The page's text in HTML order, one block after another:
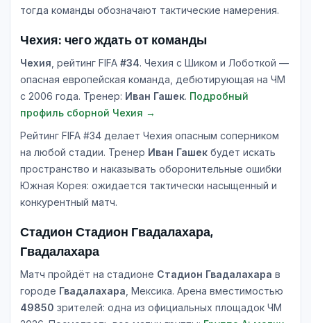
тогда команды обозначают тактические намерения.
Чехия: чего ждать от команды
Чехия , рейтинг FIFA #34. Чехия с Шиком и Лоботкой —
опасная европейская команда, дебютирующая на ЧМ
с 2006 года. Тренер: Иван Гашек. Подробный
профиль сборной Чехия →
Рейтинг FIFA #34 делает Чехия опасным соперником
на любой стадии. Тренер Иван Гашек будет искать
пространство и наказывать оборонительные ошибки
Южная Корея: ожидается тактически насыщенный и
конкурентный матч.
Стадион Стадион Гвадалахара,
Гвадалахара
Матч пройдёт на стадионе Стадион Гвадалахара в
городе Гвадалахара , Мексика. Арена вместимостью
49850 зрителей: одна из официальных площадок ЧМ